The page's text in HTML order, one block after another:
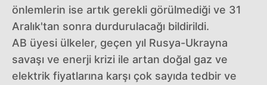
önlemlerin ise artık gerekli görülmediği ve 31
Aralık'tan sonra durdurulacağı bildirildi.
AB üyesi ülkeler, geçen yıl Rusya-Ukrayna
savaşı ve enerji krizi ile artan doğal gaz ve
elektrik fiyatlarına karşı çok sayıda tedbir ve